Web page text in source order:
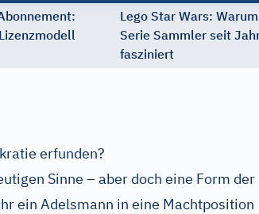
Lego Star Wars:
Serie Sammler seit
fasziniert
erfunden?
Sinne – aber doch eine Form der
ein Adelsmann in eine Machtposition